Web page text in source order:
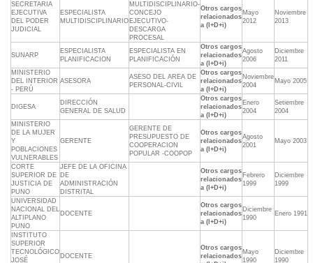
SECRETARIA
EJECUTIVA
DEL PODER
JUDICIAL
ESPECIALISTA
MULTIDISCIPLINARIO
MULTIDISCIPLINARIO-
CONCEJO
EJECUTIVO-
DESCARGA
PROCESAL
Otros cargos
relacionados
a (I+D+i)
Mayo
2012
Noviembre
2013
SUNARP
ESPECIALISTA
PLANIFICACION
ESPECIALISTA EN
PLANIFICACIÓN
Otros cargos
relacionados
a (I+D+i)
Agosto
2006
Diciembre
2011
MINISTERIO
DEL INTERIOR
- PERÚ
ASESORA
ASESO DEL AREA DE
PERSONAL-CIVIL
Otros cargos
relacionados
a (I+D+i)
Noviembre
2004
Mayo 2005
DIGESA
DIRECCIÓN
GENERAL DE SALUD
Otros cargos
relacionados
a (I+D+i)
Enero
2004
Setiembre
2004
MINISTERIO
DE LA MUJER
Y
POBLACIONES
VULNERABLES
GERENTE
GERENTE DE
PRESUPUESTO DE
COOPERACION
POPULAR -COOPOP
Otros cargos
relacionados
a (I+D+i)
Agosto
2001
Mayo 2003
CORTE
SUPERIOR DE
JUSTICIA DE
PUNO
JEFE DE LA OFICINA
DE
ADMINISTRACIÓN
DISTRITAL
Otros cargos
relacionados
a (I+D+i)
Febrero
1999
Diciembre
1999
UNIVERSIDAD
NACIONAL DEL
ALTIPLANO
PUNO
DOCENTE
Otros cargos
relacionados
a (I+D+i)
Diciembre
1990
Enero 1991
INSTITUTO
SUPERIOR
TECNOLÓGICO
JOSÉ
DOCENTE
Otros cargos
relacionados
Mayo
1990
Diciembre
1990